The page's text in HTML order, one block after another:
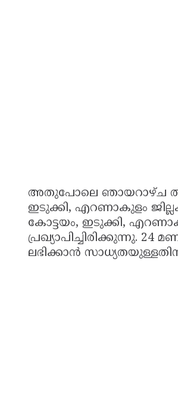
അതുപോലെ ഞായറാഴ്ച
ഇടുക്കി, എറണാകുളം
കോട്ടയം, ഇടുക്കി,
പ്രഖ്യാപിച്ചിരിക്കുന്നു. 24
ലഭിക്കാൻ